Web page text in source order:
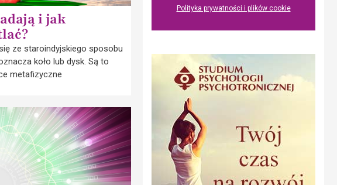
i jak
ze staroindyjskiego sposobu
koło lub dysk. Są to
metafizyczne
Polityka prywatności i plików cookie